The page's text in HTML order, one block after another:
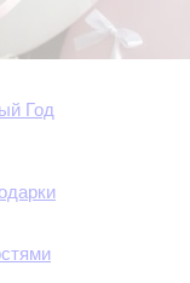
Год